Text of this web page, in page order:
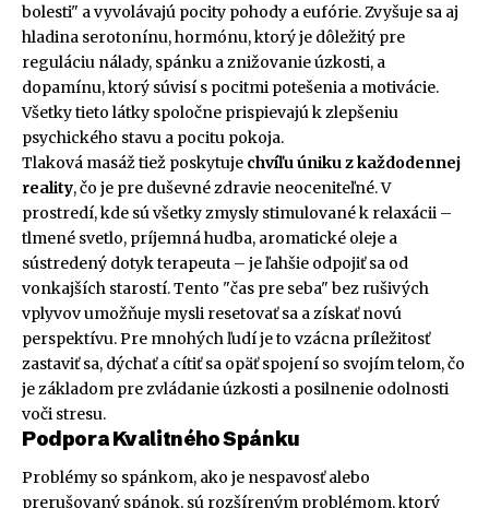
bolesti" a vyvolávajú pocity pohody a eufórie. Zvyšuje sa aj
hladina serotonínu, hormónu, ktorý je dôležitý pre
reguláciu nálady, spánku a znižovanie úzkosti, a
dopamínu, ktorý súvisí s pocitmi potešenia a motivácie.
Všetky tieto látky spoločne prispievajú k zlepšeniu
psychického stavu a pocitu pokoja.
Tlaková masáž tiež poskytuje chvíľu úniku z každodennej
reality, čo je pre duševné zdravie neoceniteľné. V
prostredí, kde sú všetky zmysly stimulované k relaxácii –
tlmené svetlo, príjemná hudba, aromatické oleje a
sústredený dotyk terapeuta – je ľahšie odpojiť sa od
vonkajších starostí. Tento "čas pre seba" bez rušivých
vplyvov umožňuje mysli resetovať sa a získať novú
perspektívu. Pre mnohých ľudí je to vzácna príležitosť
zastaviť sa, dýchať a cítiť sa opäť spojení so svojím telom, čo
je základom pre zvládanie úzkosti a posilnenie odolnosti
voči stresu.
Podpora Kvalitného Spánku
Problémy so spánkom, ako je nespavosť alebo
prerušovaný spánok, sú rozšíreným problémom, ktorý